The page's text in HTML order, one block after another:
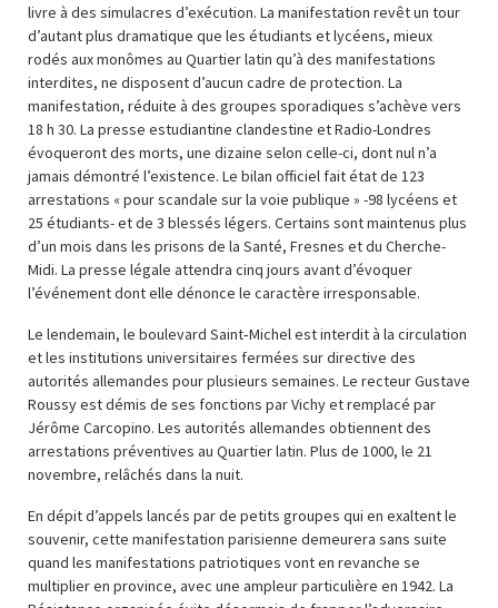
livre à des simulacres d’exécution. La manifestation revêt un tour
d’autant plus dramatique que les étudiants et lycéens, mieux
rodés aux monômes au Quartier latin qu’à des manifestations
interdites, ne disposent d’aucun cadre de protection. La
manifestation, réduite à des groupes sporadiques s’achève vers
18 h 30. La presse estudiantine clandestine et Radio-Londres
évoqueront des morts, une dizaine selon celle-ci, dont nul n’a
jamais démontré l’existence. Le bilan officiel fait état de 123
arrestations « pour scandale sur la voie publique » -98 lycéens et
25 étudiants- et de 3 blessés légers. Certains sont maintenus plus
d’un mois dans les prisons de la Santé, Fresnes et du Cherche-
Midi. La presse légale attendra cinq jours avant d’évoquer
l’événement dont elle dénonce le caractère irresponsable.
Le lendemain, le boulevard Saint‑Michel est interdit à la circulation
et les institutions universitaires fermées sur directive des
autorités allemandes pour plusieurs semaines. Le recteur Gustave
Roussy est démis de ses fonctions par Vichy et remplacé par
Jérôme Carcopino. Les autorités allemandes obtiennent des
arrestations préventives au Quartier latin. Plus de 1000, le 21
novembre, relâchés dans la nuit.
En dépit d’appels lancés par de petits groupes qui en exaltent le
souvenir, cette manifestation parisienne demeurera sans suite
quand les manifestations patriotiques vont en revanche se
multiplier en province, avec une ampleur particulière en 1942. La